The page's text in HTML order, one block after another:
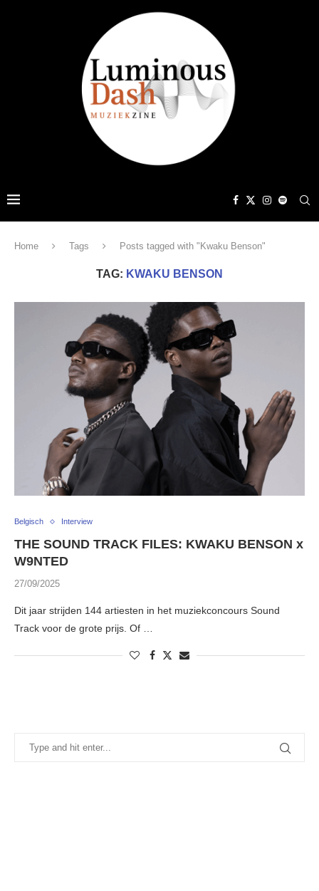
Home Tags Posts tagged with "Kwaku Benson"
TAG: KWAKU BENSON
Belgisch Interview
THE SOUND TRACK FILES: KWAKU BENSON x
W9NTED
27/09/2025
Dit jaar strijden 144 artiesten in het muziekconcours Sound
Track voor de grote prijs. Of …